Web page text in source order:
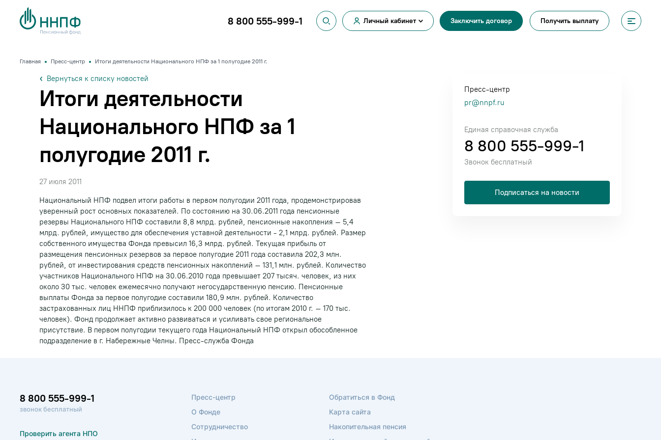
Личный кабинет
8 800 555-999-1 Заключить договор Получить выплату
Главная Пресс-центр Итоги деятельности Национального НПФ за 1 полугодие 2011 г.
Вернуться к списку новостей
Итоги деятельности
Национального НПФ за 1
полугодие 2011 г.
27 июля 2011
Национальный НПФ подвел итоги работы в первом полугодии 2011 года, продемонстрировав
уверенный рост основных показателей. По состоянию на 30.06.2011 года пенсионные
резервы Национального НПФ составили 8,8 млрд. рублей, пенсионные накопления – 5,4
млрд. рублей, имущество для обеспечения уставной деятельности - 2,1 млрд. рублей. Размер
собственного имущества Фонда превысил 16,3 млрд. рублей. Текущая прибыль от
размещения пенсионных резервов за первое полугодие 2011 года составила 202,3 млн.
рублей, от инвестирования средств пенсионных накоплений – 131,1 млн. рублей. Количество
участников Национального НПФ на 30.06.2010 года превышает 207 тысяч. человек, из них
около 30 тыс. человек ежемесячно получают негосударственную пенсию. Пенсионные
выплаты Фонда за первое полугодие составили 180,9 млн. рублей. Количество
застрахованных лиц ННПФ приблизилось к 200 000 человек (по итогам 2010 г. – 170 тыс.
человек). Фонд продолжает активно развиваться и усиливать свое региональное
присутствие. В первом полугодии текущего года Национальный НПФ открыл обособленное
подразделение в г. Набережные Челны. Пресс-служба Фонда
Пресс-центр
pr@nnpf.ru
Единая справочная служба
8 800 555-999-1
Звонок бесплатный
Подписаться на новости
8 800 555-999-1
звонок бесплатный
Проверить агента НПО
Пресс-центр
О Фонде
Сотрудничество
Обратиться в Фонд
Карта сайта
Накопительная пенсия